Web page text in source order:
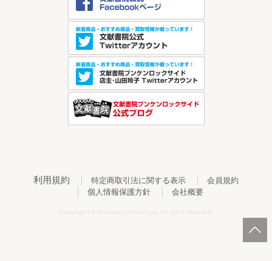
利用規約 特定商取引法に関する表示
会員規約
個人情報保護方針
会社概要
Copyright © bunken-shoin.co.jp. All right reserved.